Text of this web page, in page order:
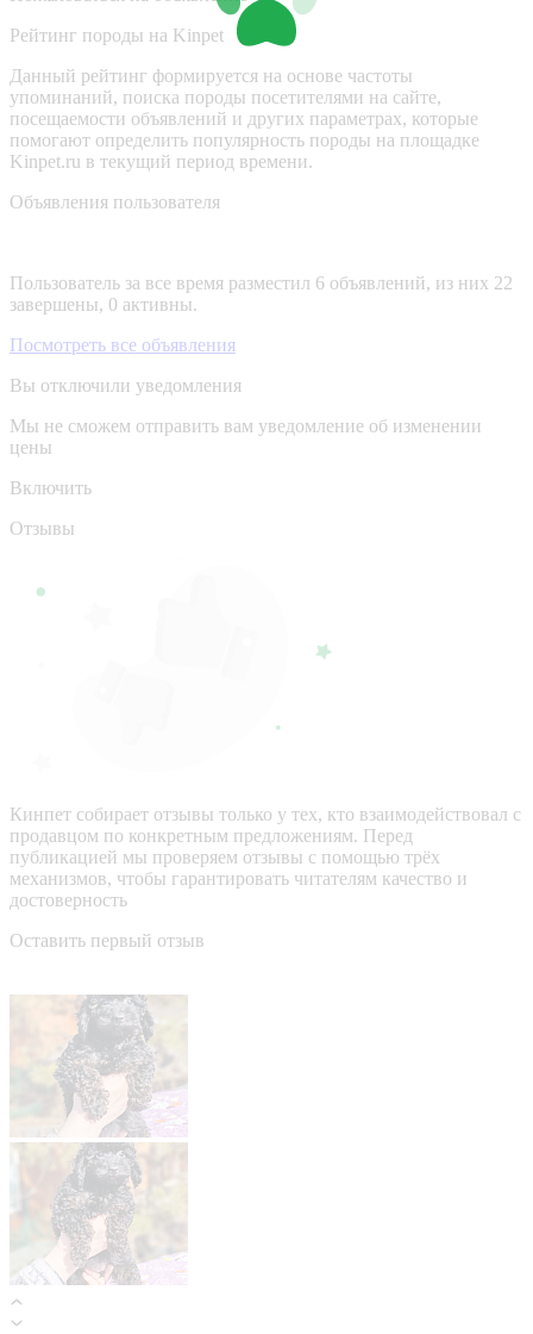
Рейтинг породы на Kinpet
Данный рейтинг формируется на основе частоты
упоминаний, поиска породы посетителями на сайте,
посещаемости объявлений и других параметрах, которые
помогают определить популярность породы на площадке
Kinpet.ru в текущий период времени.
Объявления пользователя
Пользователь за все время разместил 6 объявлений, из них 22
завершены, 0 активны.
Посмотреть все объявления
Вы отключили уведомления
Мы не сможем отправить вам уведомление об изменении
цены
Включить
Отзывы
Кинпет собирает отзывы только у тех, кто взаимодействовал с
продавцом по конкретным предложениям. Перед
публикацией мы проверяем отзывы с помощью трёх
механизмов, чтобы гарантировать читателям качество и
достоверность
Оставить первый отзыв